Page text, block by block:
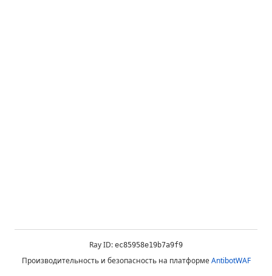
Ray ID: ec85958e19b7a9f9
Производительность и безопасность на платформеAntibotWAF